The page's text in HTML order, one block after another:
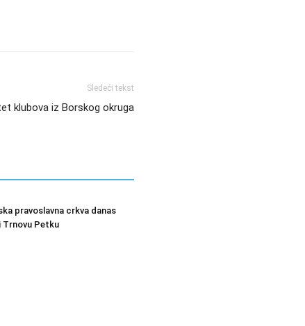
Sledeći tekst
klubova iz Borskog okruga
pravoslavna crkva danas
Trnovu Petku